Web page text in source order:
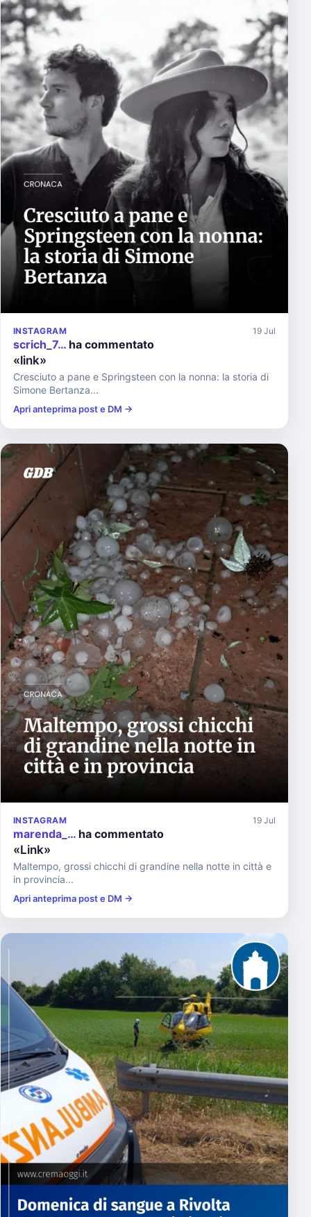
INSTAGRAM 19 Jul
scrich_7… ha commentato
«link»
Cresciuto a pane e Springsteen con la nonna: la storia di
Simone Bertanza...
Apri anteprima post e DM →
INSTAGRAM 19 Jul
marenda_… ha commentato
«Link»
Maltempo, grossi chicchi di grandine nella notte in città e
in provincia...
Apri anteprima post e DM →